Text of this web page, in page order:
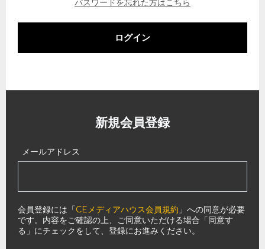
パスワードを忘れた方はこちら
ログイン
新規会員登録
メールアドレス
会員登録には「CEメディアハウス会員規約 」への同意が必要
です。内容をご確認の上、ご同意いただける場合「同意す
る」にチェックをして、登録にお進みください。